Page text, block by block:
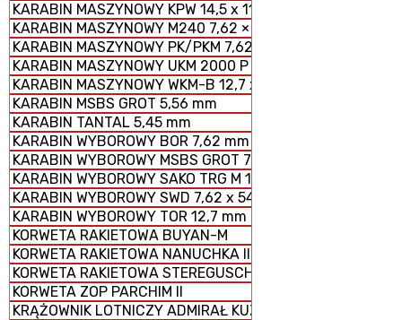
KARABIN MASZYNOWY KPW 14,5 x 114 mm
KARABIN MASZYNOWY M240 7,62 × 51 mm
KARABIN MASZYNOWY PK/PKM 7,62 x 54 mm
KARABIN MASZYNOWY UKM 2000 P 7,62 x 51 mm
KARABIN MASZYNOWY WKM-B 12,7 x 99 mm
KARABIN MSBS GROT 5,56 mm
KARABIN TANTAL 5,45 mm
KARABIN WYBOROWY BOR 7,62 mm
KARABIN WYBOROWY MSBS GROT 762N 7,62 x 51 mm /
KARABIN WYBOROWY SAKO TRG M 10
KARABIN WYBOROWY SWD 7,62 x 54 mm R
KARABIN WYBOROWY TOR 12,7 mm
KORWETA RAKIETOWA BUYAN-M
KORWETA RAKIETOWA NANUCHKA III
KORWETA RAKIETOWA STEREGUSCHIY
KORWETA ZOP PARCHIM II
KRĄŻOWNIK LOTNICZY ADMIRAŁ KUZNIECOW